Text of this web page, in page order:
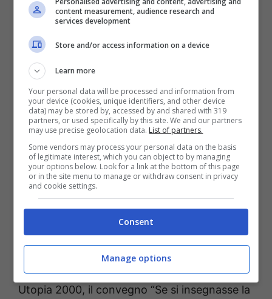
delle Istituzioni democratiche. Di questo – ha
concluso la presidente del CALRE – vogliamo
parlare a Ventotene, luogo simbolo della
storia europea”.
Ai partecipanti all’assemblea plenaria
verranno fatti degustare piatti e prodotti
tipici di Ventotene e della provincia di Latina
Circa l’evento “Vento d’Europa”, il programma
prevede: i tornei di basket maschile Under 17
e di Volley Under 18 “Ventotene European
Cup”, la seconda edizione della “Notte della
Canzone d’Autore”, durante la quale verrà
festeggiato il ventennale della Cooperativa
Utopia 2000, il convegno “Se si insegnasse la
content measurement, audience research and
services development
Store and/or access information on a device
Learn more
Your personal data will be processed and information from
your device (cookies, unique identifiers, and other device
data) may be stored by, accessed by and shared with 319
partners, or used specifically by this site. We and our partners
may use precise geolocation data. List of partners.
Some vendors may process your personal data on the basis
of legitimate interest, which you can object to by managing
your options below. Look for a link at the bottom of this page
or in the site menu to manage or withdraw consent in privacy
and cookie settings.
Consent
Manage options